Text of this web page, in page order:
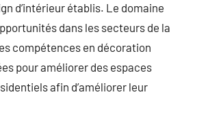
d’intérieur établis. Le domaine
dans les secteurs de la
compétences en décoration
pour améliorer des espaces
afin d’améliorer leur